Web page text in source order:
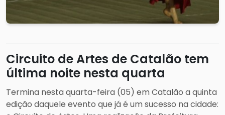
Circuito de Artes de Catalão tem
última noite nesta quarta
Termina nesta quarta-feira (05) em Catalão a quinta
edição daquele evento que já é um sucesso na cidade: